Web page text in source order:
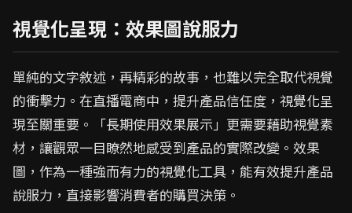
視覺化呈現：效果圖說服力
單純的文字敘述，再精彩的故事，也難以完全取代視覺
的衝擊力。在直播電商中，提升產品信任度，視覺化呈
現至關重要。「長期使用效果展示」更需要藉助視覺素
材，讓觀眾一目瞭然地感受到產品的實際改變。效果
圖，作為一種強而有力的視覺化工具，能有效提升產品
說服力，直接影響消費者的購買決策。